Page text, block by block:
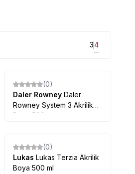
34
(0)
Daler Rowney Daler
Rowney System 3 Akrilik
Boya 500ml
(0)
Lukas Lukas Terzia Akrilik
Boya 500 ml